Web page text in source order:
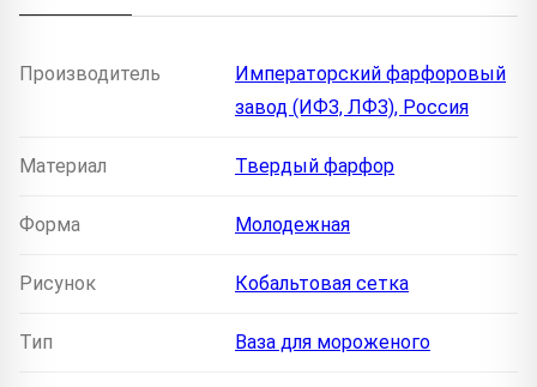
Производитель
Императорский фарфоровый
завод (ИФЗ, ЛФЗ), Россия
Материал Твердый фарфор
Форма Молодежная
Рисунок Кобальтовая сетка
Тип Ваза для мороженого